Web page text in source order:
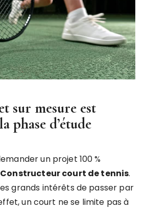
sur mesure est
phase d’étude
un projet 100 %
Constructeur court de tennis.
grands intérêts de passer par
un court ne se limite pas à